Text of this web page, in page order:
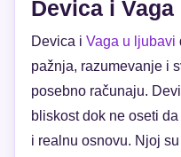
Devica i
Devica i Vaga u ljubavi
pažnja, razumevanje i
posebno računaju.
bliskost dok ne oseti
i realnu osnovu. Njoj